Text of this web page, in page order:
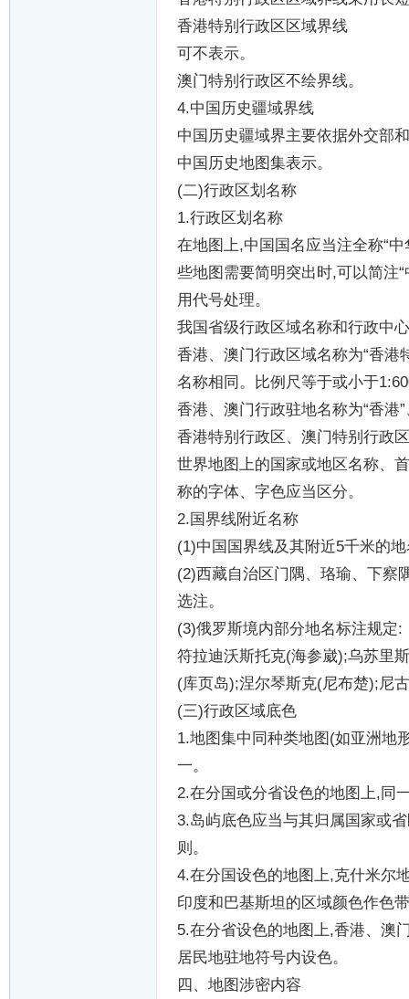
香港特别行政区区域界线
可不表示。
澳门特别行政区不绘界线。
4.中国历史疆域界线
中国历史疆域界主要依据外交部
中国历史地图集表示。
(二)行政区划名称
1.行政区划名称
在地图上,中国国名应当注全称“中
些地图需要简明突出时,可以简注“
用代号处理。
我国省级行政区域名称和行政中
香港、澳门行政区域名称为“香港
名称相同。比例尺等于或小于
香港、澳门行政驻地名称为“香港”
香港特别行政区、澳门特别行政
世界地图上的国家或地区名称、
称的字体、字色应当区分。
2.国界线附近名称
(1)中国国界线及其附近5千米的
(2)西藏自治区门隅、珞瑜、下察
选注。
(3)俄罗斯境内部分地名标注规定:
符拉迪沃斯托克(海参崴);乌苏里
(库页岛);涅尔琴斯克(尼布楚);尼
(三)行政区域底色
1.地图集中同种类地图 (如亚洲地
一。
2.在分国或分省设色的地图上,同
3.岛屿底色应当与其归属国家或
则。
4.在分国设色的地图上,克什米尔
印度和巴基斯坦的区域颜色作色带
5.在分省设色的地图上,香港、澳
居民地驻地符号内设色。
四、地图涉密内容